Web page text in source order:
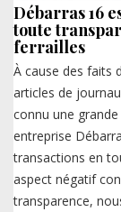
Débarras 16
toute
ferrailles
À cause des faits
articles de
connu une
entreprise
transactions en
aspect négatif
transparence,